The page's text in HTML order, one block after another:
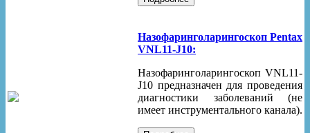
Назофаринголарингоскоп Pentax
VNL11-J10:
Назофаринголарингоскоп VNL11-
J10 предназначен для проведения
диагностики заболеваний (не
имеет инструментального канала).